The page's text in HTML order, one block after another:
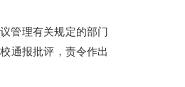
管理有关规定的部门
通报批评，责令作出